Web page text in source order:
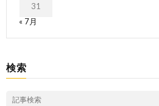
31
« 7月
検索